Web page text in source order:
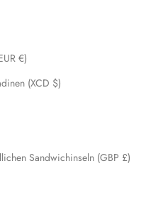
€)
(XCD $)
Sandwichinseln (GBP £)